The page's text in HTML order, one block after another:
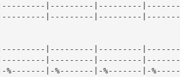
|---------|---------
|---------|---------
|---------|---------
|---------|---------
|-%-------|-%-------|-